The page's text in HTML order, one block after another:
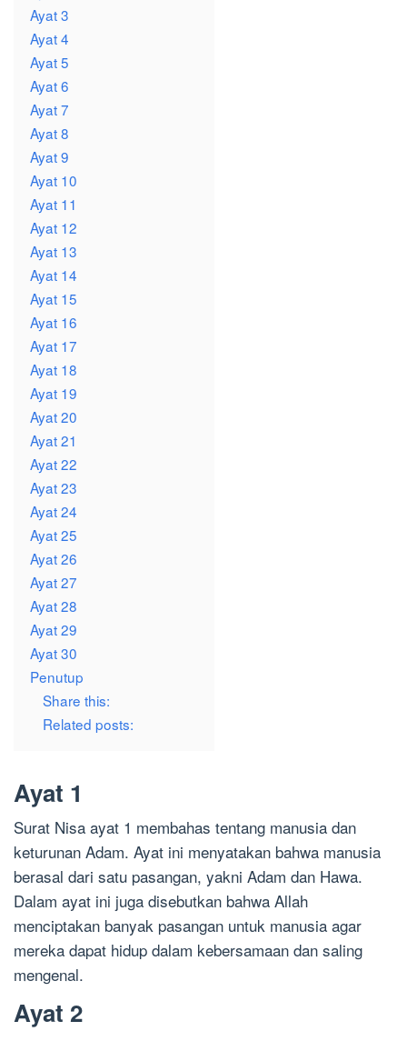
Ayat 3
Ayat 4
Ayat 5
Ayat 6
Ayat 7
Ayat 8
Ayat 9
Ayat 10
Ayat 11
Ayat 12
Ayat 13
Ayat 14
Ayat 15
Ayat 16
Ayat 17
Ayat 18
Ayat 19
Ayat 20
Ayat 21
Ayat 22
Ayat 23
Ayat 24
Ayat 25
Ayat 26
Ayat 27
Ayat 28
Ayat 29
Ayat 30
Penutup
Share this:
Related posts:
Ayat 1
Surat Nisa ayat 1 membahas tentang manusia dan
keturunan Adam. Ayat ini menyatakan bahwa manusia
berasal dari satu pasangan, yakni Adam dan Hawa.
Dalam ayat ini juga disebutkan bahwa Allah
menciptakan banyak pasangan untuk manusia agar
mereka dapat hidup dalam kebersamaan dan saling
mengenal.
Ayat 2